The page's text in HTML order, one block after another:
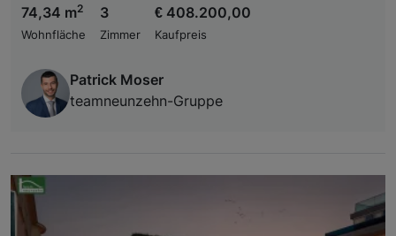
74,34 m2
Wohnfläche
3
Zimmer
€ 408.200,00
Kaufpreis
Patrick Moser
teamneunzehn-Gruppe